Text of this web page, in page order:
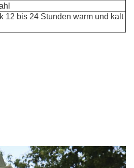
12 bis 24 Stunden warm und kalt